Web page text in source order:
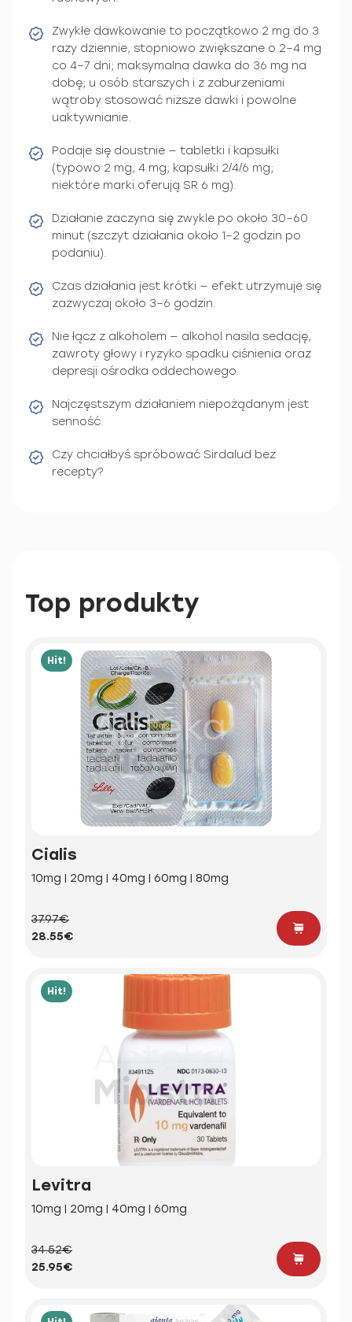
Zwykłe dawkowanie to początkowo 2 mg do 3
razy dziennie, stopniowo zwiększane o 2–4 mg
co 4–7 dni; maksymalna dawka do 36 mg na
dobę; u osób starszych i z zaburzeniami
wątroby stosować niższe dawki i powolne
uaktywnianie.
Podaje się doustnie — tabletki i kapsułki
(typowo 2 mg, 4 mg; kapsułki 2/4/6 mg;
niektóre marki oferują SR 6 mg).
Działanie zaczyna się zwykle po około 30–60
minut (szczyt działania około 1–2 godzin po
podaniu).
Czas działania jest krótki — efekt utrzymuje się
zazwyczaj około 3–6 godzin.
Nie łącz z alkoholem — alkohol nasila sedację,
zawroty głowy i ryzyko spadku ciśnienia oraz
depresji ośrodka oddechowego.
Najczęstszym działaniem niepożądanym jest
senność.
Czy chciałbyś spróbować Sirdalud bez
recepty?
Top produkty
Hit!
Cialis
10mg | 20mg | 40mg | 60mg | 80mg
37.97€
28.55€
Hit!
Levitra
10mg | 20mg | 40mg | 60mg
34.52€
25.95€